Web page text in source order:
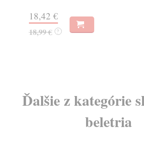
6,69 €
Ďalšie z kategórie
beletria